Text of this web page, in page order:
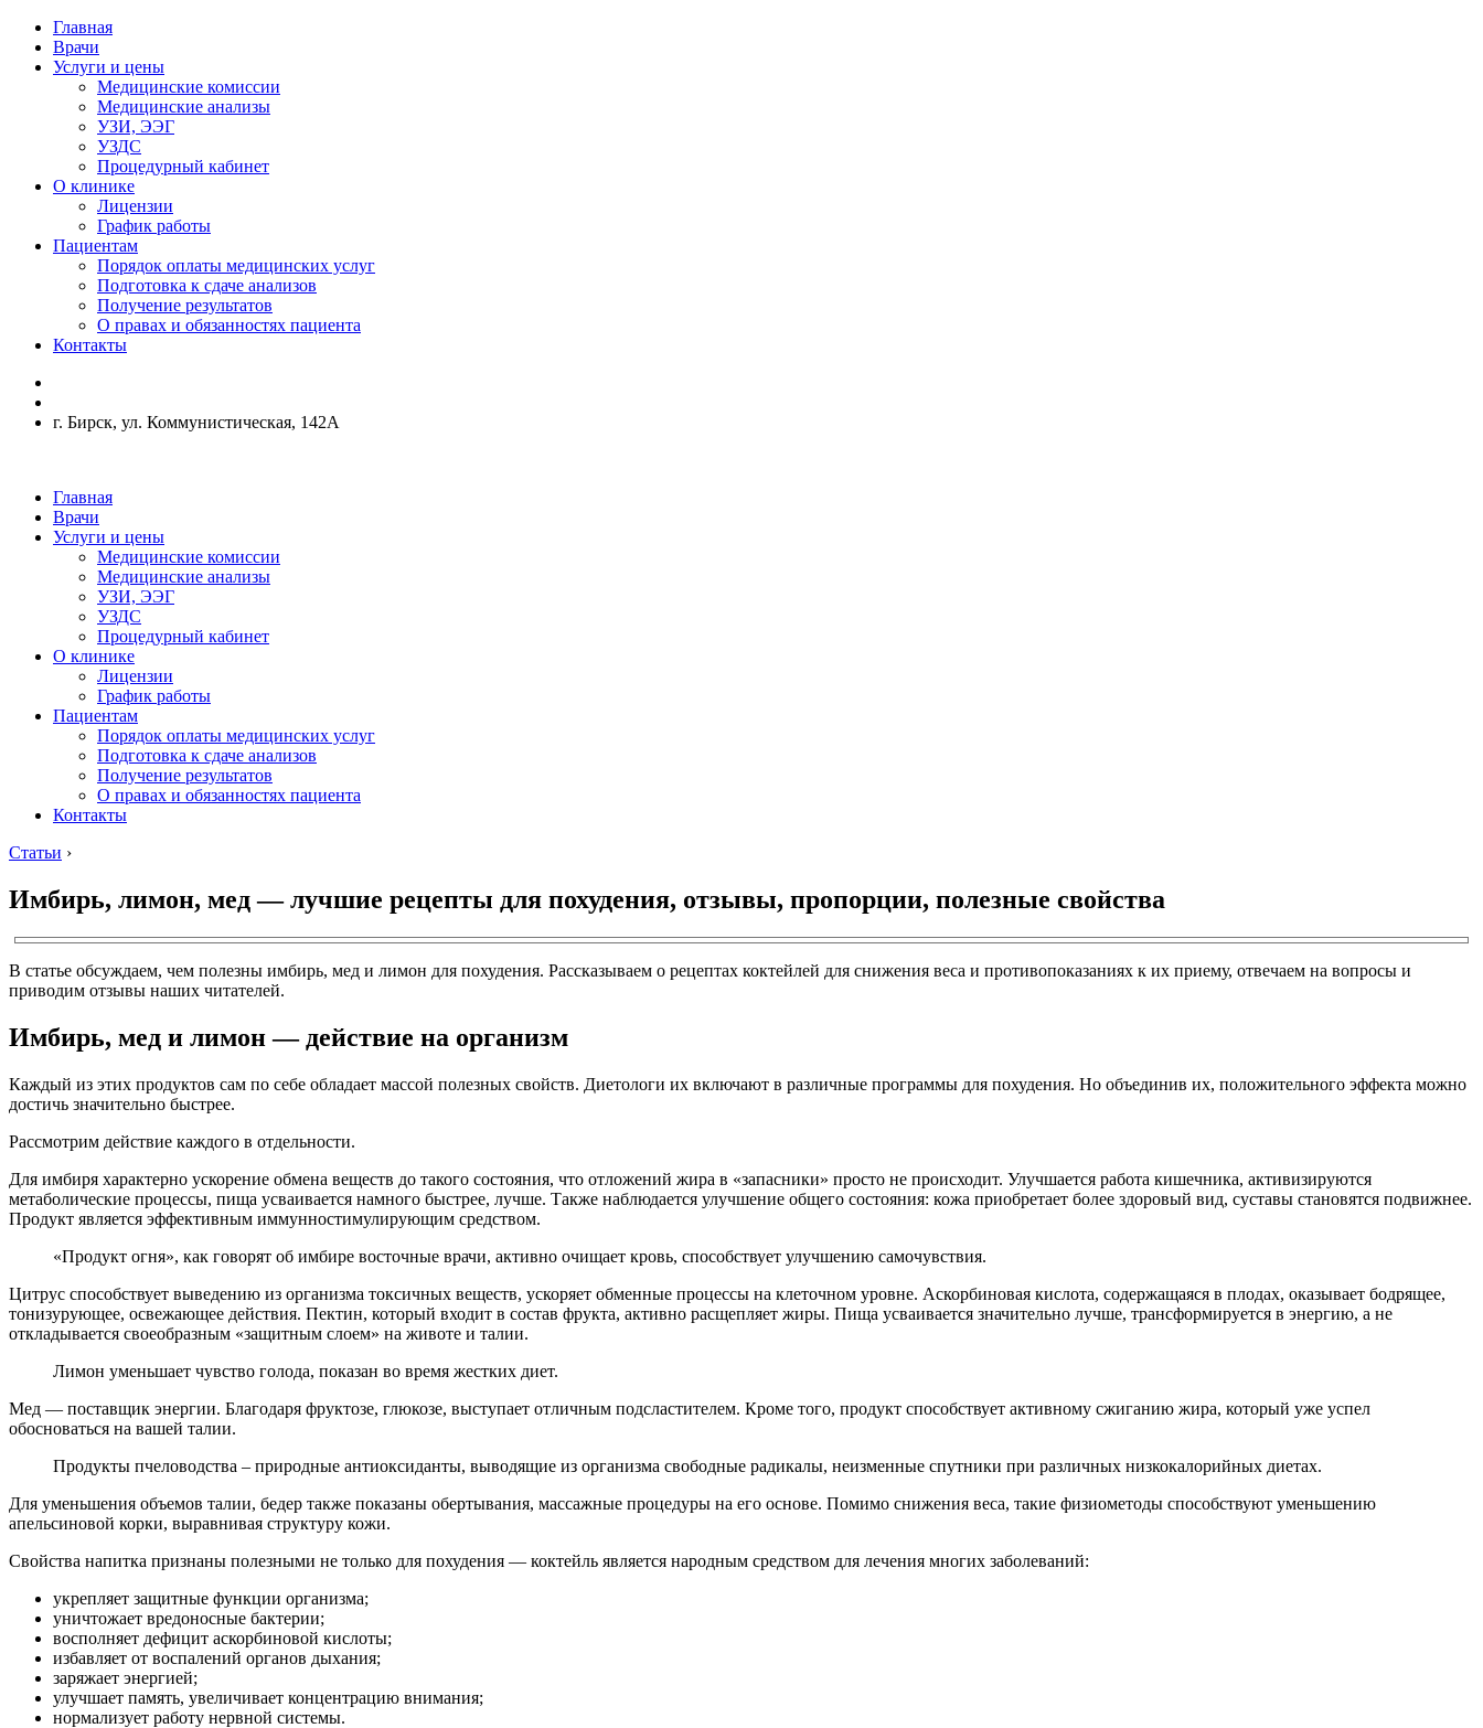
Главная
Врачи
Услуги и цены
Медицинские комиссии
Медицинские анализы
УЗИ, ЭЭГ
УЗДС
Процедурный кабинет
О клинике
Лицензии
График работы
Пациентам
Порядок оплаты медицинских услуг
Подготовка к сдаче анализов
Получение результатов
О правах и обязанностях пациента
Контакты
г. Бирск, ул. Коммунистическая, 142А
Главная
Врачи
Услуги и цены
Медицинские комиссии
Медицинские анализы
УЗИ, ЭЭГ
УЗДС
Процедурный кабинет
О клинике
Лицензии
График работы
Пациентам
Порядок оплаты медицинских услуг
Подготовка к сдаче анализов
Получение результатов
О правах и обязанностях пациента
Контакты
Статьи ›
Имбирь, лимон, мед — лучшие рецепты для похудения, отзывы, пропорции, полезные свойства
В статье обсуждаем, чем полезны имбирь, мед и лимон для похудения. Рассказываем о рецептах коктейлей для снижения веса и противопоказаниях к их приему, отвечаем на вопросы и
приводим отзывы наших читателей.
Имбирь, мед и лимон — действие на организм
Каждый из этих продуктов сам по себе обладает массой полезных свойств. Диетологи их включают в различные программы для похудения. Но объединив их, положительного эффекта можно
достичь значительно быстрее.
Рассмотрим действие каждого в отдельности.
Для имбиря характерно ускорение обмена веществ до такого состояния, что отложений жира в «запасники» просто не происходит. Улучшается работа кишечника, активизируются
метаболические процессы, пища усваивается намного быстрее, лучше. Также наблюдается улучшение общего состояния: кожа приобретает более здоровый вид, суставы становятся подвижнее.
Продукт является эффективным иммунностимулирующим средством.
«Продукт огня», как говорят об имбире восточные врачи, активно очищает кровь, способствует улучшению самочувствия.
Цитрус способствует выведению из организма токсичных веществ, ускоряет обменные процессы на клеточном уровне. Аскорбиновая кислота, содержащаяся в плодах, оказывает бодрящее,
тонизурующее, освежающее действия. Пектин, который входит в состав фрукта, активно расщепляет жиры. Пища усваивается значительно лучше, трансформируется в энергию, а не
откладывается своеобразным «защитным слоем» на животе и талии.
Лимон уменьшает чувство голода, показан во время жестких диет.
Мед — поставщик энергии. Благодаря фруктозе, глюкозе, выступает отличным подсластителем. Кроме того, продукт способствует активному сжиганию жира, который уже успел
обосноваться на вашей талии.
Продукты пчеловодства – природные антиоксиданты, выводящие из организма свободные радикалы, неизменные спутники при различных низкокалорийных диетах.
Для уменьшения объемов талии, бедер также показаны обертывания, массажные процедуры на его основе. Помимо снижения веса, такие физиометоды способствуют уменьшению
апельсиновой корки, выравнивая структуру кожи.
Свойства напитка признаны полезными не только для похудения — коктейль является народным средством для лечения многих заболеваний:
укрепляет защитные функции организма;
уничтожает вредоносные бактерии;
восполняет дефицит аскорбиновой кислоты;
избавляет от воспалений органов дыхания;
заряжает энергией;
улучшает память, увеличивает концентрацию внимания;
нормализует работу нервной системы.